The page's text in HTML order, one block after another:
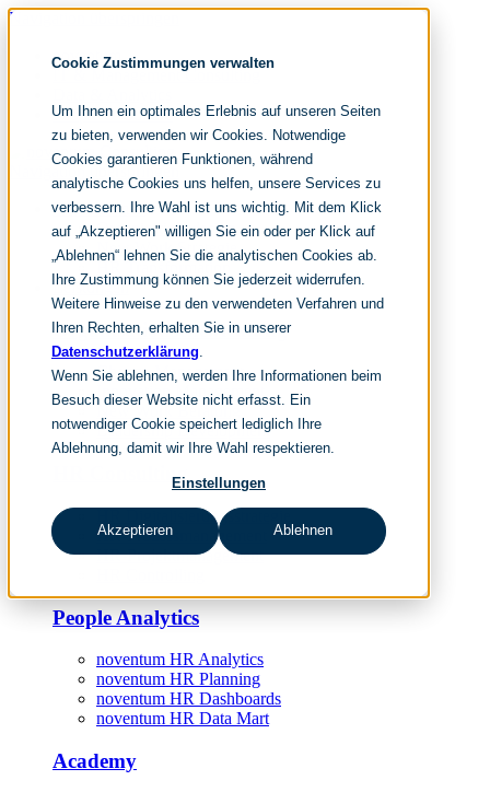
Cookie Zustimmungen verwalten
Um Ihnen ein optimales Erlebnis auf unseren Seiten
zu bieten, verwenden wir Cookies. Notwendige
Cookies garantieren Funktionen, während
analytische Cookies uns helfen, unsere Services zu
verbessern. Ihre Wahl ist uns wichtig. Mit dem Klick
auf „Akzeptieren" willigen Sie ein oder per Klick auf
„Ablehnen“ lehnen Sie die analytischen Cookies ab.
Ihre Zustimmung können Sie jederzeit widerrufen.
Weitere Hinweise zu den verwendeten Verfahren und
Ihren Rechten, erhalten Sie in unserer
Datenschutzerklärung.
Wenn Sie ablehnen, werden Ihre Informationen beim
Besuch dieser Website nicht erfasst. Ein
notwendiger Cookie speichert lediglich Ihre
Ablehnung, damit wir Ihre Wahl respektieren.
Einstellungen
Akzeptieren Ablehnen
Navigation überspringen
noventum
IT & Management Consulting
People & Culture
Navigation überspringen
Fokusthemen
Organisationsdesign
New Work Strategie
Leistungen
Organisationsentwicklung
Change Management
Innovation Management
New Work Beratung
Leadership Development
HR Consulting
HR Digitalisierungsstrategie
HR-Prozessmanagement
HR-Projektmanagement
People Analytics
noventum HR Analytics
noventum HR Planning
noventum HR Dashboards
noventum HR Data Mart
Academy